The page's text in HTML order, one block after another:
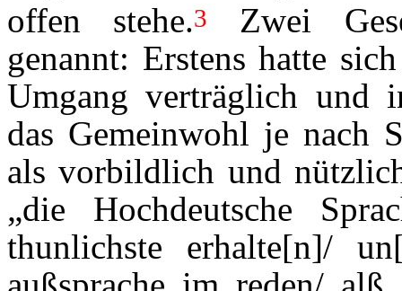
offen stehe.3
Zwei
genannt: Erstens hatte
Umgang verträglich und
das Gemeinwohl je nach
als vorbildlich und
„die Hochdeutsche
thunlichste erhalte[n]/